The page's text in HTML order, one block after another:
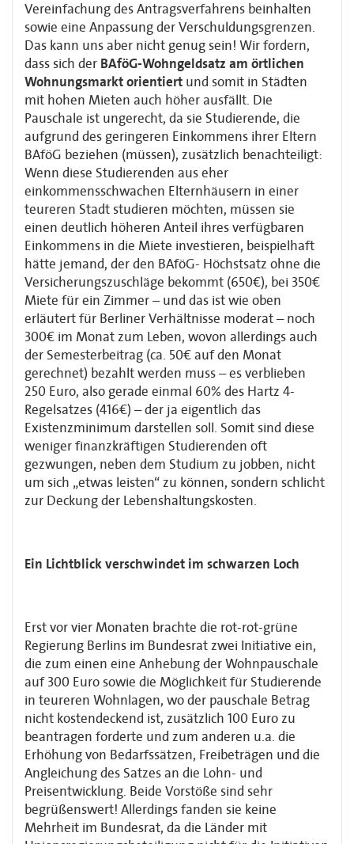
Vereinfachung des Antragsverfahrens beinhalten
sowie eine Anpassung der Verschuldungsgrenzen.
Das kann uns aber nicht genug sein! Wir fordern,
dass sich der BAföG-Wohngeldsatz am örtlichen
Wohnungsmarkt orientiert und somit in Städten
mit hohen Mieten auch höher ausfällt. Die
Pauschale ist ungerecht, da sie Studierende, die
aufgrund des geringeren Einkommens ihrer Eltern
BAföG beziehen (müssen), zusätzlich benachteiligt:
Wenn diese Studierenden aus eher
einkommensschwachen Elternhäusern in einer
teureren Stadt studieren möchten, müssen sie
einen deutlich höheren Anteil ihres verfügbaren
Einkommens in die Miete investieren, beispielhaft
hätte jemand, der den BAföG- Höchstsatz ohne die
Versicherungszuschläge bekommt (650€), bei 350€
Miete für ein Zimmer – und das ist wie oben
erläutert für Berliner Verhältnisse moderat – noch
300€ im Monat zum Leben, wovon allerdings auch
der Semesterbeitrag (ca. 50€ auf den Monat
gerechnet) bezahlt werden muss – es verblieben
250 Euro, also gerade einmal 60% des Hartz 4-
Regelsatzes (416€) – der ja eigentlich das
Existenzminimum darstellen soll. Somit sind diese
weniger finanzkräftigen Studierenden oft
gezwungen, neben dem Studium zu jobben, nicht
um sich „etwas leisten“ zu können, sondern schlicht
zur Deckung der Lebenshaltungskosten.
Ein Lichtblick verschwindet im schwarzen Loch
Erst vor vier Monaten brachte die rot-rot-grüne
Regierung Berlins im Bundesrat zwei Initiative ein,
die zum einen eine Anhebung der Wohnpauschale
auf 300 Euro sowie die Möglichkeit für Studierende
in teureren Wohnlagen, wo der pauschale Betrag
nicht kostendeckend ist, zusätzlich 100 Euro zu
beantragen forderte und zum anderen u.a. die
Erhöhung von Bedarfssätzen, Freibeträgen und die
Angleichung des Satzes an die Lohn- und
Preisentwicklung. Beide Vorstöße sind sehr
begrüßenswert! Allerdings fanden sie keine
Mehrheit im Bundesrat, da die Länder mit